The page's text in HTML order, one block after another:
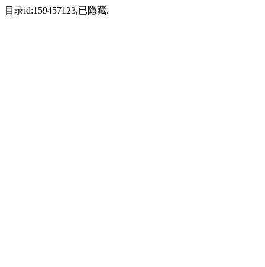
目录id:159457123,已隐藏.